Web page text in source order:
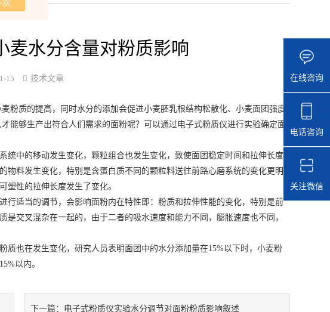
麦水分含量对粉质影响
15 技术文章
粉质的提高，同时水分的添加会促进小麦胚乳根结构松散化、小麦面团强度
能够生产出符合人们需求的面粉呢？可以通过电子式粉质仪进行实验确定面
中的移动发生变化，颗粒组合也发生变化，致使面团稳定时间和拉伸长度
料发生变化，特别是含蛋白质不同的颗粒料送往前路心磨系统的变化更明
塑性的拉伸长度发生了变化。
适当的调节，会影响面粉内在特性即：粉质和拉伸性能的变化，特别是前
交叉混杂在一起的，由于二者的吸水速度和能力不同，膨胀速度也不同，
也在发生变化，研究人员表明面团中的水分添加量在15%以下时，小麦粉
以内。
下一篇： 电子式粉质仪实验水分调节对面粉粉质影响叙述
在线咨询
电话咨询
关注微信